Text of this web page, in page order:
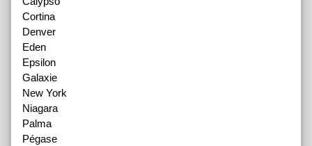
Cortina
Denver
Eden
Epsilon
Galaxie
New York
Niagara
Palma
Pégase